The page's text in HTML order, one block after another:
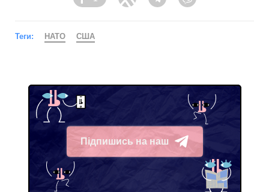
Facebook Twitter Telegram
Теги: НАТО США
Підпишись на наш
Telegram